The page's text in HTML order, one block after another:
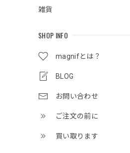
雑貨
SHOP INFO
magnifとは？
BLOG
お問い合わせ
ご注文の前に
買い取ります